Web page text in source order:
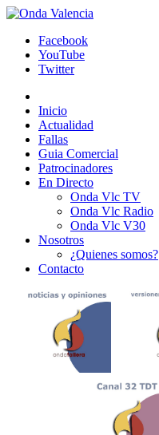
Facebook
YouTube
Twitter
Inicio
Actualidad
Fallas
Guia Comercial
Patrocinadores
En Directo
Onda Vlc TV
Onda Vlc Radio
Onda Vlc V30
Nosotros
¿Quienes somos?
Contacto